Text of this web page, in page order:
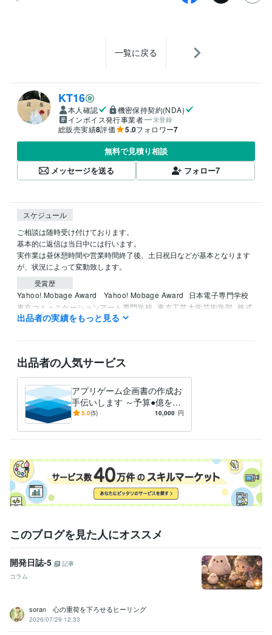
一覧に戻る
KT16
本人確認
機密保持契約(NDA)
インボイス発行事業者
未登録
総販売実績8評価 5.0フォロワー7
無料で見積り相談
メッセージを送る
フォロー7
スケジュール
ご相談は随時受け付けております。
基本的に返信は当日中には行います。
実作業は昼休憩時間や営業時間終了後、土日祝日などが基本となります
が、状況によって変動致します。
受賞歴
Yahoo! Mobage Award Yahoo! Mobage Award
日本電子専門学校
東京コミュニケーションアート専門学校 東京工芸大学芸術学部 株式
会社クロスフィールド様
出品者の実績をもっと見る
出品者の人気サービス
アプリゲーム企画書の作成お
手伝いします ～予算●億を引
き出すプロデューサーの企画
5.0(5) 10,000 円
このブログを見た人にオススメ
開発日誌-5
記事
コラム
soran 心の重荷を下ろせるヒーリング
2026/07/29 12:33